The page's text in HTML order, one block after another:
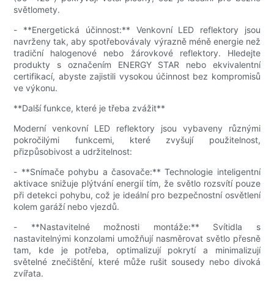
světlomety.
- **Energetická účinnost:** Venkovní LED reflektory jsou
navrženy tak, aby spotřebovávaly výrazně méně energie než
tradiční halogenové nebo žárovkové reflektory. Hledejte
produkty s označením ENERGY STAR nebo ekvivalentní
certifikací, abyste zajistili vysokou účinnost bez kompromisů
ve výkonu.
**Další funkce, které je třeba zvážit**
Moderní venkovní LED reflektory jsou vybaveny různými
pokročilými funkcemi, které zvyšují použitelnost,
přizpůsobivost a udržitelnost:
- **Snímače pohybu a časovače:** Technologie inteligentní
aktivace snižuje plýtvání energií tím, že světlo rozsvítí pouze
při detekci pohybu, což je ideální pro bezpečnostní osvětlení
kolem garáží nebo vjezdů.
- **Nastavitelné možnosti montáže:** Svítidla s
nastavitelnými konzolami umožňují nasměrovat světlo přesně
tam, kde je potřeba, optimalizují pokrytí a minimalizují
světelné znečištění, které může rušit sousedy nebo divoká
zvířata.